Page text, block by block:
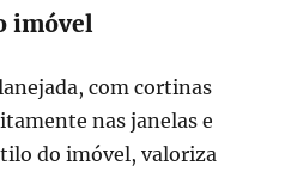
imóvel
com cortinas
nas janelas e
do imóvel, valoriza